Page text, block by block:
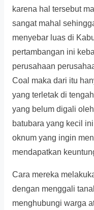
karena hal tersebut
sangat mahal
menyebar luas di
pertambangan ini
perusahaan
Coal maka dari itu
yang terletak di
yang belum digali
batubara yang kecil
oknum yang ingin
mendapatkan
Cara mereka
dengan menggali
menghubungi warga